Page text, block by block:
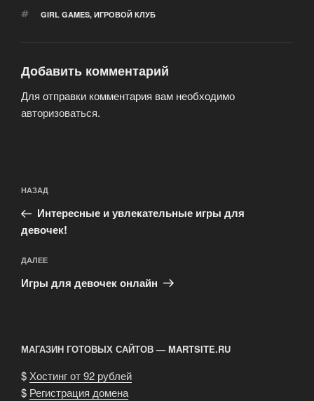
МЕТКИ
GIRL GAMES, ИГРОВОЙ КЛУБ
Добавить комментарий
Для отправки комментария вам необходимо
авторизоваться.
по
записям
Предыдущая
запись:
НАЗАД
Интересные и увлекательные игры для
девочек!
Следующая
запись
ДАЛЕЕ
Игры для девочек онлайн
МАГАЗИН ГОТОВЫХ САЙТОВ — MARTSITE.RU
$Хостинг от 92 рублей
$ Регистрация домена